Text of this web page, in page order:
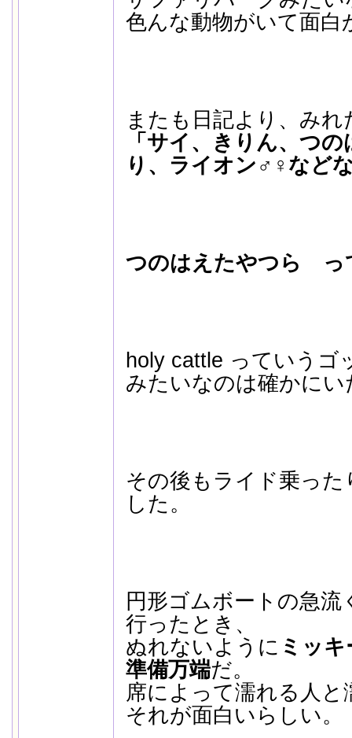
色んな動物がいて面白
またも日記より、みれ
「サイ、きりん、つ
り、ライオン♂♀など
つのはえたやつら っ
holy cattle っていうゴ
みたいなのは確かにい
その後もライド乗っ
した。
円形ゴムボートの急
行ったとき、
ぬれないように ミッ
準備万端だ。
席によって濡れる人
それが面白いらしい。